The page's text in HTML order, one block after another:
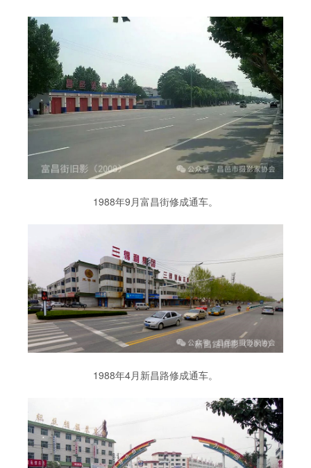
1988年9月富昌街修成通车。
1988年4月新昌路修成通车。